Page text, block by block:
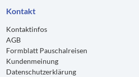
Kontakt
Kontaktinfos
AGB
Formblatt Pauschalreisen
Kundenmeinung
Datenschutzerklärung